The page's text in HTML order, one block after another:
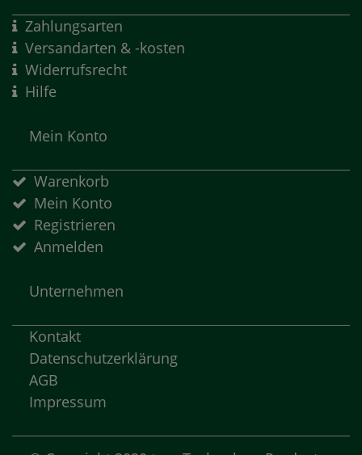
Zahlungsarten
Versandarten & -kosten
Widerrufsrecht
Hilfe
Mein Konto
Warenkorb
Mein Konto
Registrieren
Anmelden
Unternehmen
Kontakt
Datenschutzerklärung
AGB
Impressum